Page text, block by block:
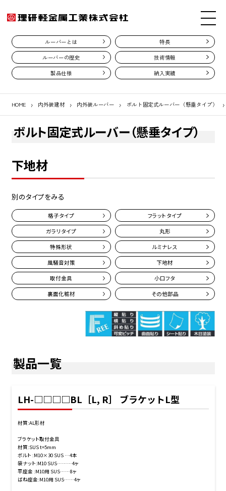
ルーバーとは 特長
ルーバーの歴史 技術情報
製品仕様 納入実績
HOME 内外装建材 内外装ルーバー ボルト固定式ルーバー（懸垂タイプ）
ボルト固定式ルーバー（懸垂タイプ）
下地材
別のタイプをみる
格子タイプ フラットタイプ
ガラリタイプ 丸形
特殊形状 ルミナレス
風騒音対策 下地材
取付金具 小口フタ
裏面化粧材 その他部品
製品一覧
LH-□□□□BL［L, R］ ブラケットL型
材質:AL形材
ブラケット取付金具
材質:SUS t=5mm
ボルト :M10×30 SUS …4本
袋ナット:M10 SUS………4ヶ
平座金 :M10用 SUS……8ヶ
ばね座金:M10用 SUS……4ヶ